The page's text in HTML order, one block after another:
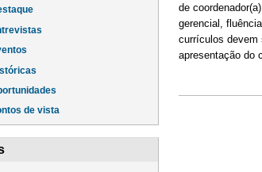
de vista
de
gerencial,
currículos devem
apresentação do